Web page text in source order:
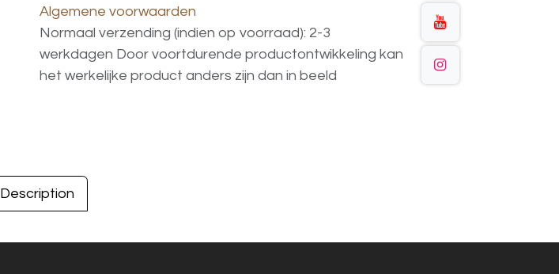
Algemene voorwaarden
Normaal verzending (indien op voorraad): 2-3
werkdagen Door voortdurende productontwikkeling kan
het werkelijke product anders zijn dan in beeld
Description